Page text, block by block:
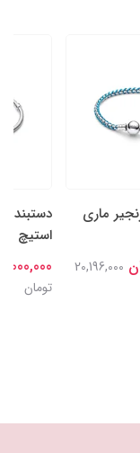
ماری
20,196,000
دستبند
استیچ
18,000,000
تومان